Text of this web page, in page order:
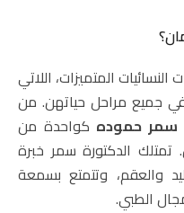
المتميزات، اللاتي
في جميع مراحل حياتهن. من
سمر حموده كواحدة من
تمتلك الدكتورة سمر خبرة
والعقم، وتتمتع بسمعة
الطبي.